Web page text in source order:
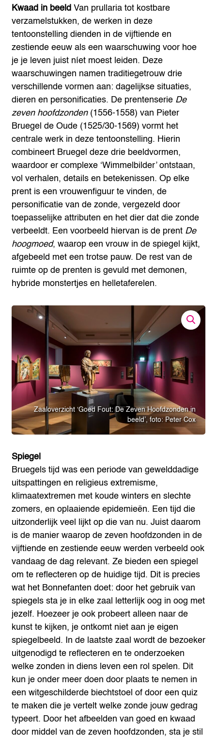
Kwaad in beeldVan prullaria tot kostbare
verzamelstukken, de werken in deze
tentoonstelling dienden in de vijftiende en
zestiende eeuw als een waarschuwing voor hoe
je je leven juist níet moest leiden. Deze
waarschuwingen namen traditiegetrouw drie
verschillende vormen aan: dagelijkse situaties,
dieren en personificaties. De prentenserie De
zeven hoofdzonden(1556-1558) van Pieter
Bruegel de Oude (1525/30-1569) vormt het
centrale werk in deze tentoonstelling. Hierin
combineert Bruegel deze drie beeldvormen,
waardoor er complexe ‘Wimmelbilder’ ontstaan,
vol verhalen, details en betekenissen. Op elke
prent is een vrouwenfiguur te vinden, de
personificatie van de zonde, vergezeld door
toepasselijke attributen en het dier dat die zonde
verbeeldt. Een voorbeeld hiervan is de prent De
hoogmoed, waarop een vrouw in de spiegel kijkt,
afgebeeld met een trotse pauw. De rest van de
ruimte op de prenten is gevuld met demonen,
hybride monstertjes en helletaferelen.
Zaaloverzicht ‘Goed Fout: De Zeven Hoofdzonden in
beeld’, foto: Peter Cox
Spiegel
Bruegels tijd was een periode van gewelddadige
uitspattingen en religieus extremisme,
klimaatextremen met koude winters en slechte
zomers, en oplaaiende epidemieën. Een tijd die
uitzonderlijk veel lijkt op die van nu. Juist daarom
is de manier waarop de zeven hoofdzonden in de
vijftiende en zestiende eeuw werden verbeeld ook
vandaag de dag relevant. Ze bieden een spiegel
om te reflecteren op de huidige tijd. Dit is precies
wat het Bonnefanten doet: door het gebruik van
spiegels sta je in elke zaal letterlijk oog in oog met
jezelf. Hoezeer je ook probeert alleen naar de
kunst te kijken, je ontkomt niet aan je eigen
spiegelbeeld. In de laatste zaal wordt de bezoeker
uitgenodigd te reflecteren en te onderzoeken
welke zonden in diens leven een rol spelen. Dit
kun je onder meer doen door plaats te nemen in
een witgeschilderde biechtstoel of door een quiz
te maken die je vertelt welke zonde jouw gedrag
typeert. Door het afbeelden van goed en kwaad
door middel van de zeven hoofdzonden, sta je stil